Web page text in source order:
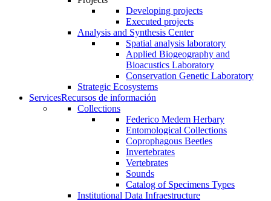
Developing projects
Executed projects
Analysis and Synthesis Center
Spatial analysis laboratory
Applied Biogeography and
Bioacustics Laboratory
Conservation Genetic Laboratory
Strategic Ecosystems
ServicesRecursos de información
Collections
Federico Medem Herbary
Entomological Collections
Coprophagous Beetles
Invertebrates
Vertebrates
Sounds
Catalog of Specimens Types
Institutional Data Infraestructure